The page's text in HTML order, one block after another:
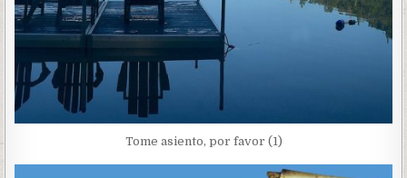
Tome asiento, por favor (1)